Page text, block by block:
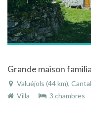
Valuéjols (44 km),
Villa
3 chambres